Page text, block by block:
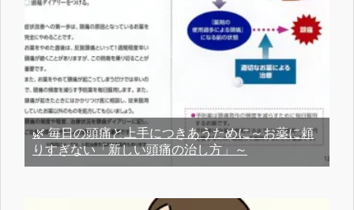
🌿 毎日の頭痛と上手につきあうために～お薬に頼
りすぎない「新しい頭痛の治し方」～